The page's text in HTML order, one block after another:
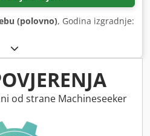
(polovno), Godina izgradnje:
od strane Machineseeker